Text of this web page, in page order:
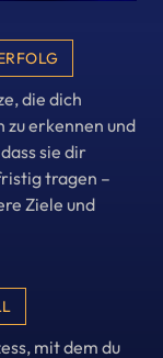
die dich
zu erkennen und
sie dir
tragen –
Ziele und
mit dem du